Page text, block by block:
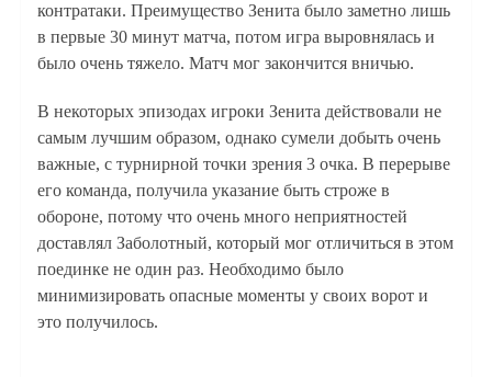
контратаки. Преимущество Зенита было заметно лишь
в первые 30 минут матча, потом игра выровнялась и
было очень тяжело. Матч мог закончится вничью.
В некоторых эпизодах игроки Зенита действовали не
самым лучшим образом, однако сумели добыть очень
важные, с турнирной точки зрения 3 очка. В перерыве
его команда, получила указание быть строже в
обороне, потому что очень много неприятностей
доставлял Заболотный, который мог отличиться в этом
поединке не один раз. Необходимо было
минимизировать опасные моменты у своих ворот и
это получилось.